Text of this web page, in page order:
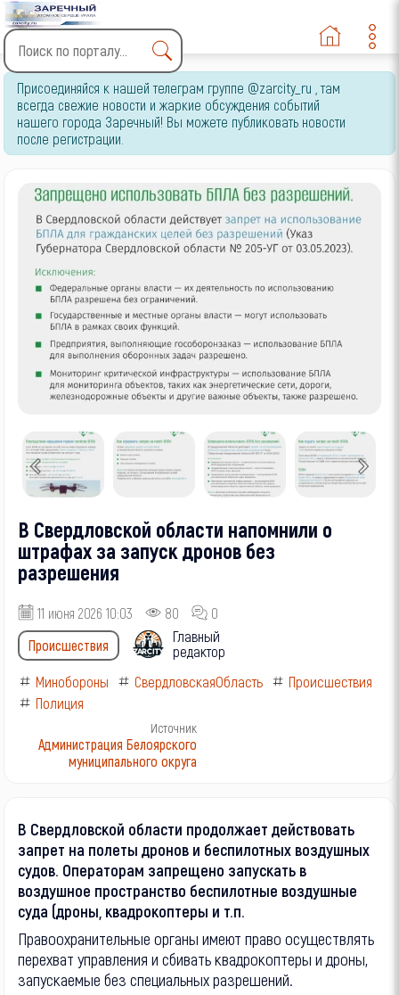
Type 2 or more characters
for results.
Присоединяйся к нашей телеграм группе @zarcity_ru , там
всегда свежие новости и жаркие обсуждения событий
нашего города Заречный! Вы можете публиковать новости
после регистрации.
В Свердловской области напомнили о
штрафах за запуск дронов без
разрешения
11 июня 2026 10:03 80
0
Происшествия
Главный
редактор
Минобороны
СвердловскаяОбласть
Происшествия
Полиция
Источник
Администрация Белоярского
муниципального округа
В Свердловской области продолжает действовать
запрет на полеты дронов и беспилотных воздушных
судов. Операторам запрещено запускать в
воздушное пространство беспилотные воздушные
суда (дроны, квадрокоптеры и т.п.
Правоохранительные органы имеют право осуществлять
перехват управления и сбивать квадрокоптеры и дроны,
запускаемые без специальных разрешений.